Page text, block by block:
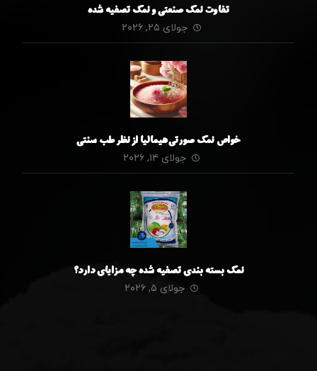
تفاوت نمک صنعتی و نمک تصفیه شده
جولای ۲۵, ۲۰۲۶
خواص نمک صورتی هیمالیا از نظر طب سنتی
جولای ۱۴, ۲۰۲۶
نمک بسته بندی تصفیه شده چه مزایای دارد؟
جولای ۵, ۲۰۲۶